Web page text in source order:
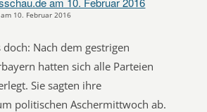
10. Februar 2016
Nach dem gestrigen
hatten sich alle Parteien
Sie sagten ihre
politischen Aschermittwoch ab.